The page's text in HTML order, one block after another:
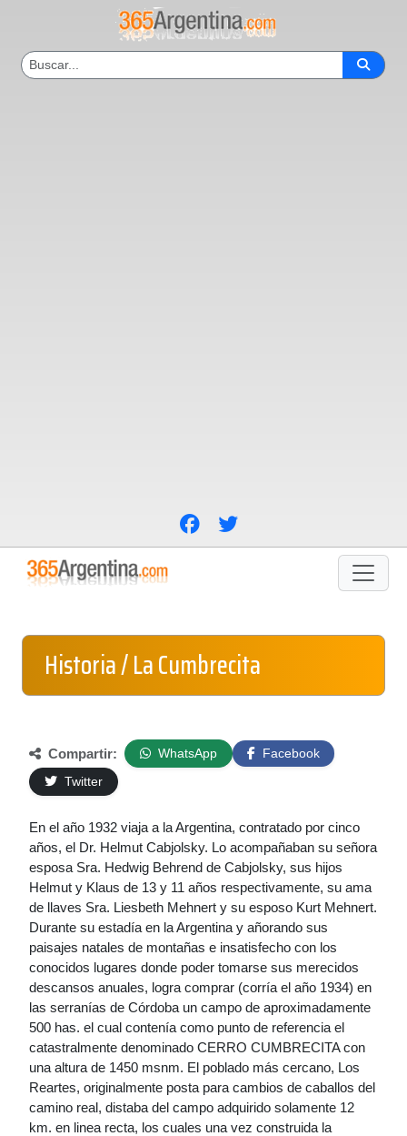
Historia / La Cumbrecita
Compartir: WhatsApp
Facebook
Twitter
En el año 1932 viaja a la Argentina, contratado por cinco
años, el Dr. Helmut Cabjolsky. Lo acompañaban su señora
esposa Sra. Hedwig Behrend de Cabjolsky, sus hijos
Helmut y Klaus de 13 y 11 años respectivamente, su ama
de llaves Sra. Liesbeth Mehnert y su esposo Kurt Mehnert.
Durante su estadía en la Argentina y añorando sus
paisajes natales de montañas e insatisfecho con los
conocidos lugares donde poder tomarse sus merecidos
descansos anuales, logra comprar (corría el año 1934) en
las serranías de Córdoba un campo de aproximadamente
500 has. el cual contenía como punto de referencia el
catastralmente denominado CERRO CUMBRECITA con
una altura de 1450 msnm. El poblado más cercano, Los
Reartes, originalmente posta para cambios de caballos del
camino real, distaba del campo adquirido solamente 12
km. en linea recta, los cuales una vez construida la